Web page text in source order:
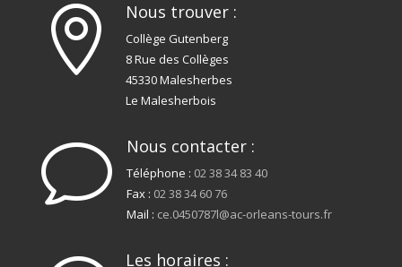
 Nous trouver :
Collège Gutenberg
8 Rue des Collèges
45330 Malesherbes
Le Malesherbois
v Nous contacter :
Téléphone : 02 38 34 83 40
Fax : 02 38 34 60 76
Mail : ce.0450787l@ac-orleans-tours.fr
Les horaires :